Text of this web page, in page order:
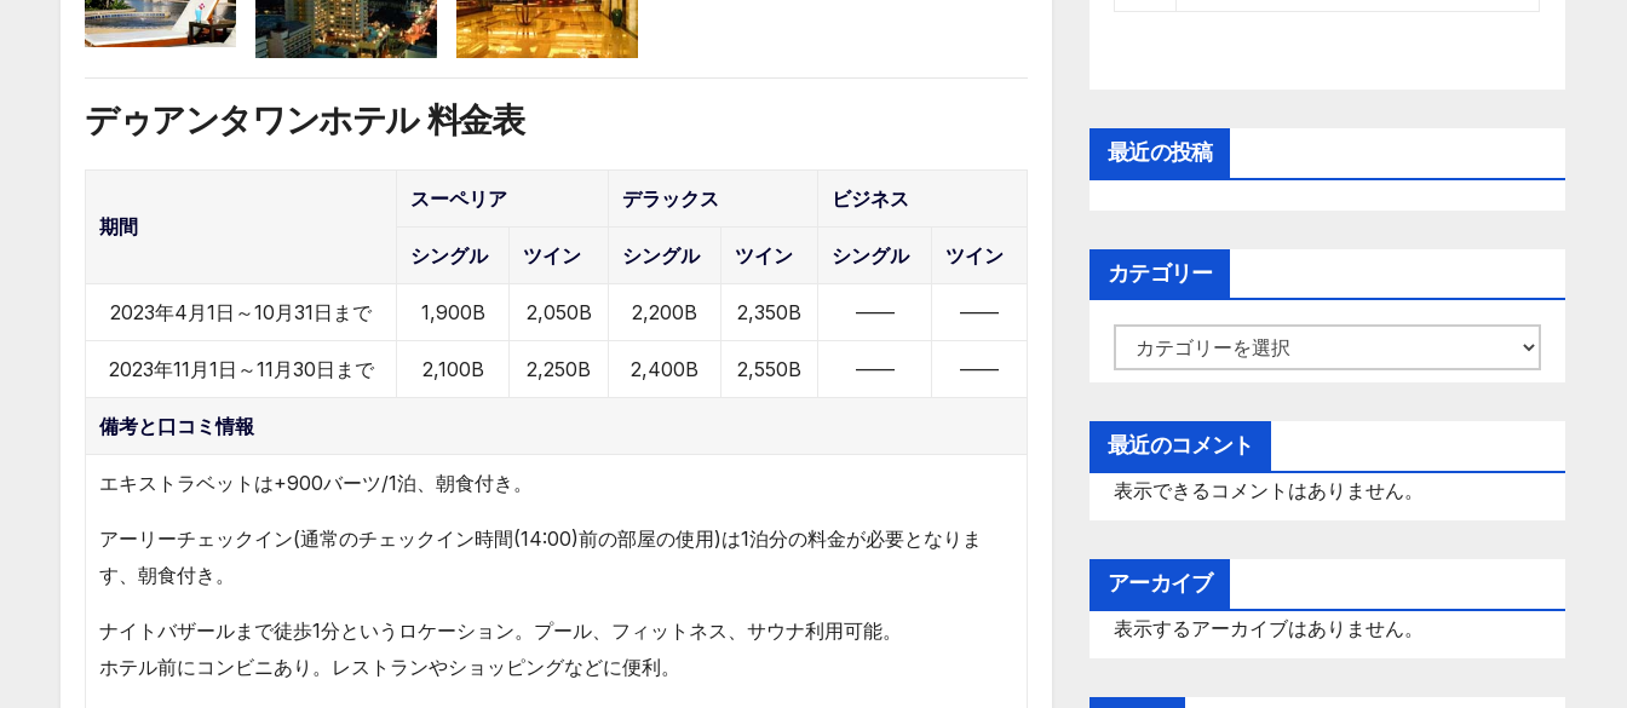
デゥアンタワンホテル 料金表
期間
スーペリア デラックス ビジネス
シングル ツイン シングル ツイン シングル ツイン
2023年4月1日～10月31日まで 1,900B 2,050B 2,200B 2,350B —— ——
2023年11月1日～11月30日まで 2,100B 2,250B 2,400B 2,550B —— ——
備考と口コミ情報
エキストラベットは+900バーツ/1泊、朝食付き。
アーリーチェックイン(通常のチェックイン時間(14:00)前の部屋の使用)は1泊分の料金が必要となりま
す、朝食付き。
ナイトバザールまで徒歩1分というロケーション。プール、フィットネス、サウナ利用可能。
ホテル前にコンビニあり。レストランやショッピングなどに便利。
最近の投稿
カテゴリー
テ
リ
ー
最近のコメント
表示できるコメントはありません。
アーカイブ
表示するアーカイブはありません。